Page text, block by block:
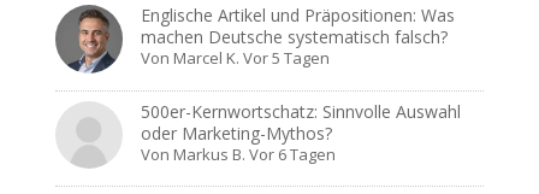
Englische Artikel und Präpositionen: Was
machen Deutsche systematisch falsch?
Von Marcel K. Vor 5 Tagen
500er-Kernwortschatz: Sinnvolle Auswahl
oder Marketing-Mythos?
Von Markus B. Vor 6 Tagen